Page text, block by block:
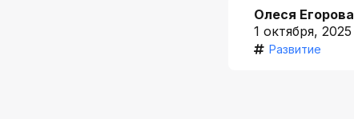
Олеся Егорова
1 октября, 2025
Развитие